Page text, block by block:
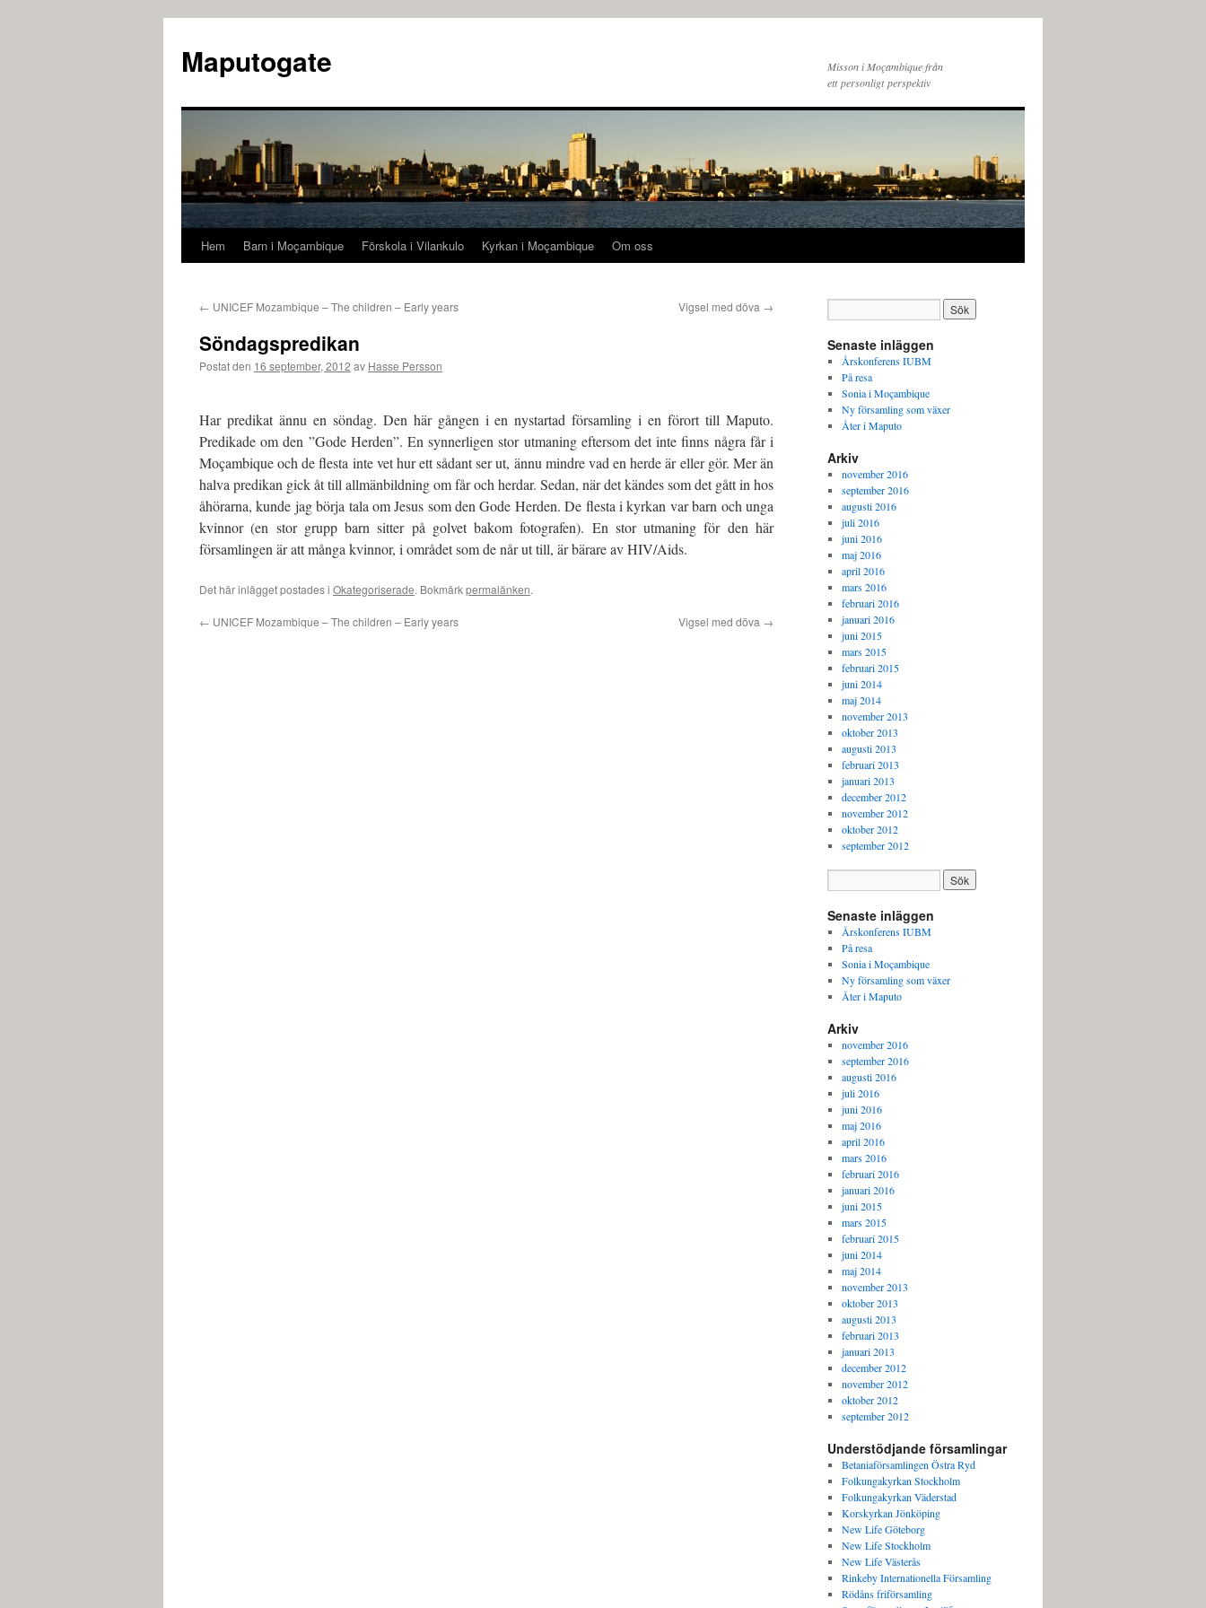
Maputogate
Misson i Moçambique från
ett personligt perspektiv
Hem Barn i Moçambique Förskola i Vilankulo Kyrkan i Moçambique Om oss
← UNICEF Mozambique – The children – Early years Vigsel med döva →
Söndagspredikan
Postat den 16 september, 2012 av Hasse Persson
Har predikat ännu en söndag. Den här gången i en nystartad församling i en förort till Maputo.
Predikade om den ”Gode Herden”. En synnerligen stor utmaning eftersom det inte finns några får i
Moçambique och de flesta inte vet hur ett sådant ser ut, ännu mindre vad en herde är eller gör. Mer än
halva predikan gick åt till allmänbildning om får och herdar. Sedan, när det kändes som det gått in hos
åhörarna, kunde jag börja tala om Jesus som den Gode Herden. De flesta i kyrkan var barn och unga
kvinnor (en stor grupp barn sitter på golvet bakom fotografen). En stor utmaning för den här
församlingen är att många kvinnor, i området som de når ut till, är bärare av HIV/Aids.
Det här inlägget postades i Okategoriserade. Bokmärkpermalänken.
← UNICEF Mozambique – The children – Early years Vigsel med döva →
Senaste inläggen
Årskonferens IUBM
På resa
Sonia i Moçambique
Ny församling som växer
Åter i Maputo
Arkiv
november 2016
september 2016
augusti 2016
juli 2016
juni 2016
maj 2016
april 2016
mars 2016
februari 2016
januari 2016
juni 2015
mars 2015
februari 2015
juni 2014
maj 2014
november 2013
oktober 2013
augusti 2013
februari 2013
januari 2013
december 2012
november 2012
oktober 2012
september 2012
Senaste inläggen
Årskonferens IUBM
På resa
Sonia i Moçambique
Ny församling som växer
Åter i Maputo
Arkiv
november 2016
september 2016
augusti 2016
juli 2016
juni 2016
maj 2016
april 2016
mars 2016
februari 2016
januari 2016
juni 2015
mars 2015
februari 2015
juni 2014
maj 2014
november 2013
oktober 2013
augusti 2013
februari 2013
januari 2013
december 2012
november 2012
oktober 2012
september 2012
Understödjande församlingar
Betaniaförsamlingen Östra Ryd
Folkungakyrkan Stockholm
Folkungakyrkan Väderstad
Korskyrkan Jönköping
New Life Göteborg
New Life Stockholm
New Life Västerås
Rinkeby Internationella Församling
Rödåns friförsamling